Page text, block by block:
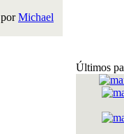
Michael
Últimos